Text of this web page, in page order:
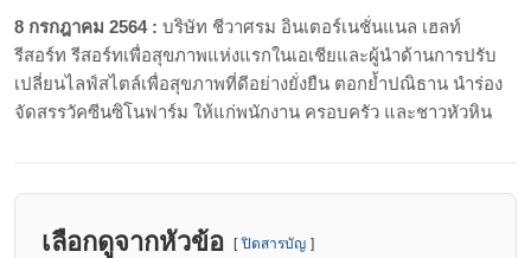
8 กรกฎาคม 2564 : บริษัท ชีวาศรม อินเตอร์เนชั่นแนล เฮลท์
รีสอร์ท รีสอร์ทเพื่อสุขภาพแห่งแรกในเอเชียและผู้นำด้านการปรับ
เปลี่ยนไลฟ์สไตล์เพื่อสุขภาพที่ดีอย่างยั่งยืน ตอกย้ำปณิธาน นำร่อง
จัดสรรวัคซีนซิโนฟาร์ม ให้แก่พนักงาน ครอบครัว และชาวหัวหิน
เลือกดูจากหัวข้อ ปิดสารบัญ